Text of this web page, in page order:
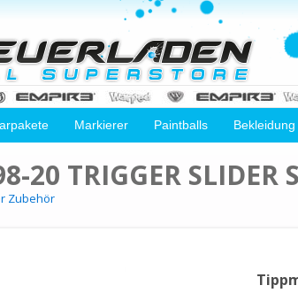
Markierer Paintballs Bekleidung
20 TRIGGER SLIDER
Zubehör